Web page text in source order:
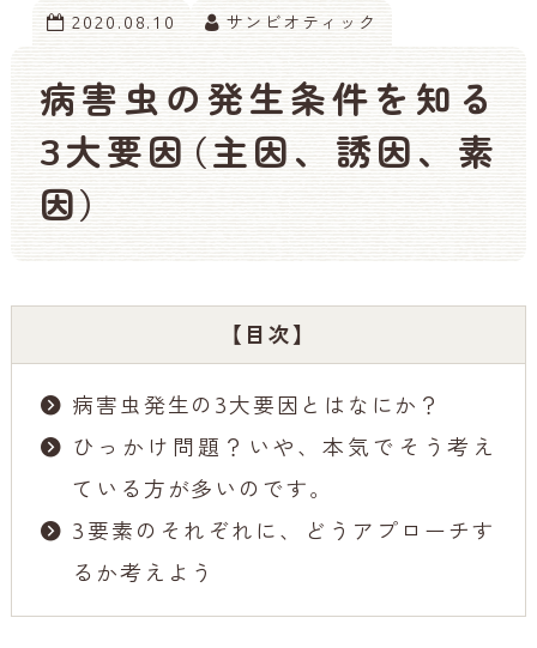
2020.08.10 サンビオティック
病害虫の発生条件を知る
3大要因（主因、誘因、素
因）
【目次】
病害虫発生の3大要因とはなにか？
ひっかけ問題？いや、本気でそう考え
ている方が多いのです。
3要素のそれぞれに、どうアプローチす
るか考えよう